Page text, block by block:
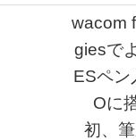
wacom
giesで
ESペン
Oに
初、